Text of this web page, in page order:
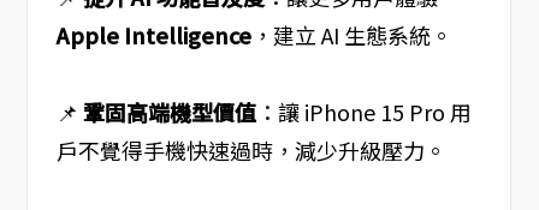
Apple Intelligence，建立 AI 生態系統。
📌 鞏固高端機型價值：讓 iPhone 15 Pro 用
戶不覺得手機快速過時，減少升級壓力。